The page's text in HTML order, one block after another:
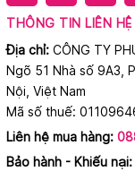
THÔNG TIN LIÊN HỆ
Địa chỉ: CÔNG TY
Ngõ 51 Nhà số 9A3,
Nội, Việt Nam
Mã số thuế:
Liên hệ mua hàng:
Bảo hành - Khiếu nại: